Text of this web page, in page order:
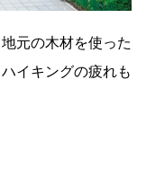
元の木材を使った
イキングの疲れも